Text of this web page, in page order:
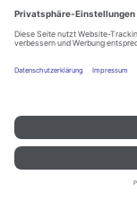
Nicht
Impressum und
©